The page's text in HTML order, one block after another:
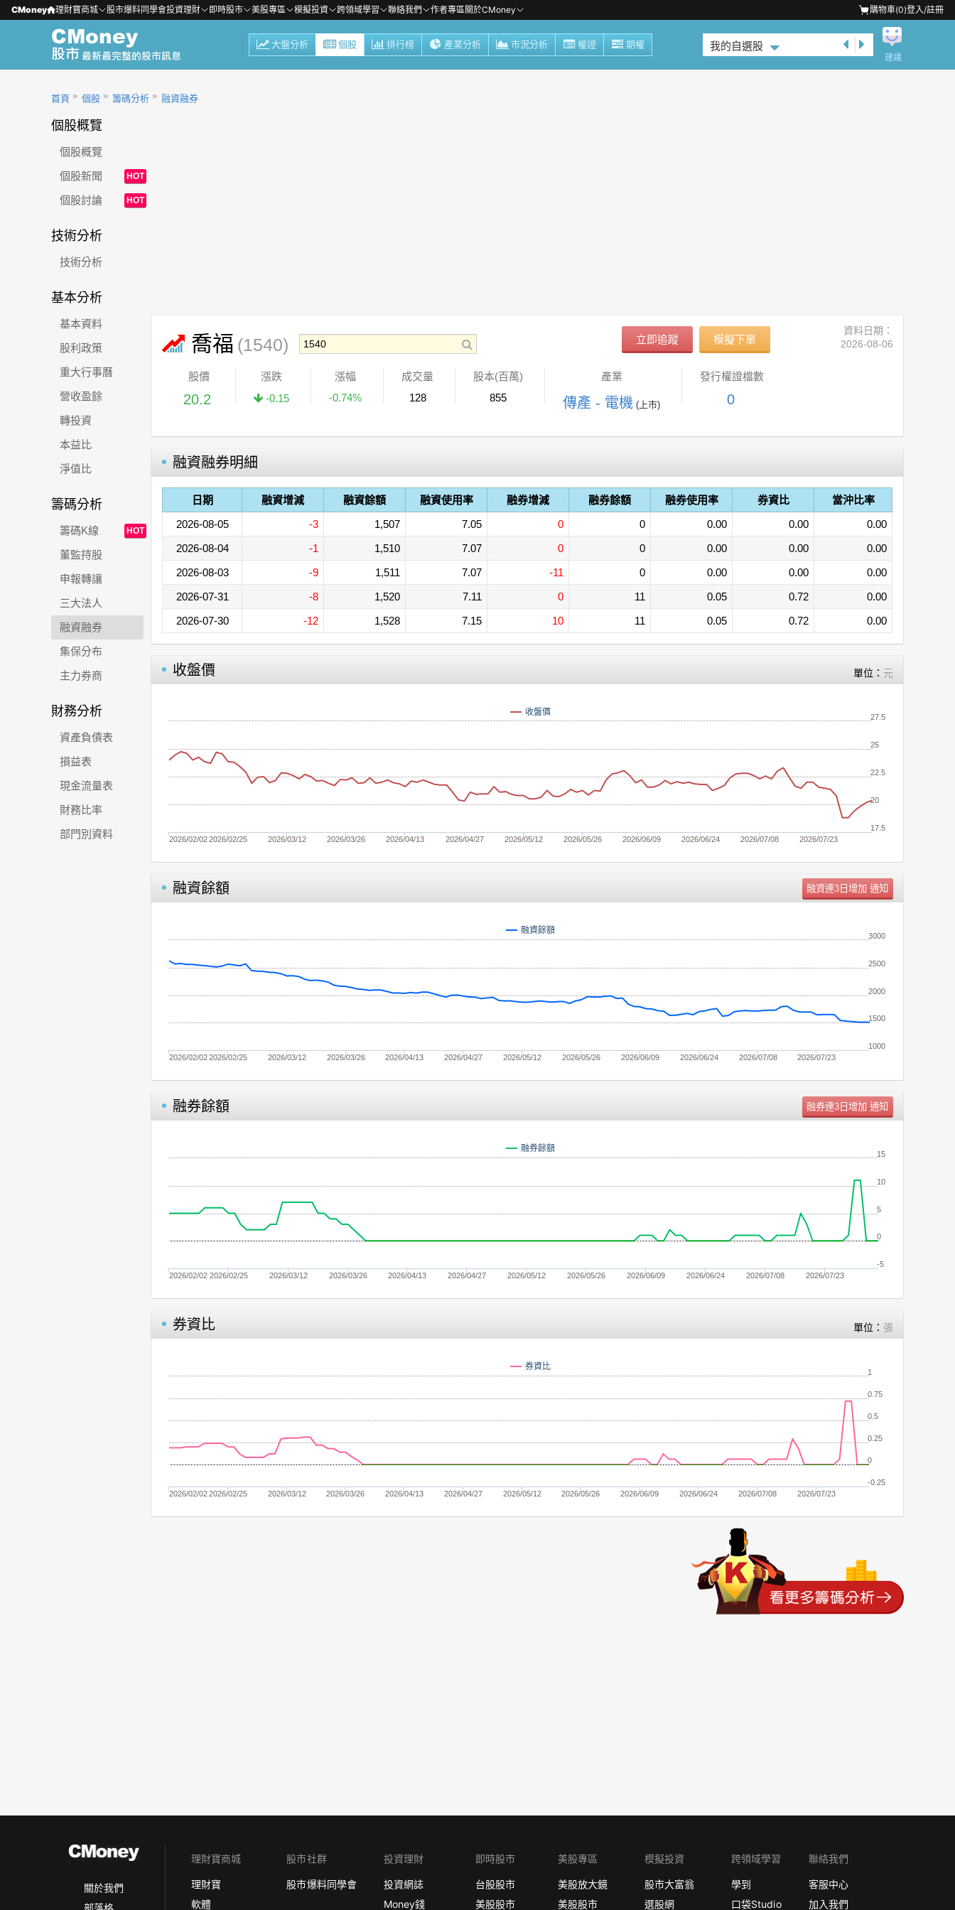
CMoney 理財寶商城 股市爆料同學會投資理財 即時股市 美股專區 模擬投資 跨領域學習 聯絡我們 作者專區關於CMoney 購物車(0)登入/註冊
大盤分析 個股 排行榜 產業分析 市況分析 權證 期權 我的自選股
建議
首頁 個股 籌碼分析 融資融券
個股概覽
個股概覽
個股新聞
HOT
個股討論 HOT
技術分析
技術分析
基本分析
基本資料
股利政策
重大行事曆
營收盈餘
轉投資
本益比
淨值比
籌碼分析
籌碼K線 HOT
董監持股
申報轉讓
三大法人
融資融券
集保分布
主力券商
財務分析
資產負債表
損益表
現金流量表
財務比率
部門別資料
喬福 (1540) 立即追蹤 模擬下單
資料日期：
2026-08-06
股價
20.2
漲跌
-0.15
漲幅
-0.74%
成交量
128
股本(百萬)
855
產業
傳產 - 電機 (上市)
發行權證檔數
0
融資融券明細
日期 融資增減 融資餘額 融資使用率 融券增減 融券餘額 融券使用率 券資比
當沖比率
2026-08-05
-3 1,507 7.05 0 0 0.00 0.00
0.00
2026-08-04
-1 1,510 7.07 0 0 0.00 0.00
0.00
2026-08-03
-9 1,511 7.07 -11 0 0.00 0.00
0.00
2026-07-31
-8 1,520 7.11 0 11 0.05 0.72
0.00
2026-07-30
-12 1,528 7.15 10 11 0.05 0.72 0.00
收盤價 單位： 元
收盤價
2026/02/022026/02/25 2026/03/12 2026/03/26 2026/04/13 2026/04/27 2026/05/12 2026/05/26 2026/06/09 2026/06/24 2026/07/08 2026/07/23
17.5
20
22.5
25
27.5
融資餘額 單位：張
融資餘額
2026/02/022026/02/25 2026/03/12 2026/03/26 2026/04/13 2026/04/27 2026/05/12 2026/05/26 2026/06/09 2026/06/24 2026/07/08 2026/07/23
1000
1500
2000
2500
3000
融券餘額 單位：張
融券餘額
2026/02/02 2026/02/25 2026/03/12 2026/03/26 2026/04/13 2026/04/27 2026/05/12 2026/05/26 2026/06/09 2026/06/24 2026/07/08 2026/07/23
-5
0
5
10
15
券資比 單位： 張
券資比
2026/02/022026/02/25 2026/03/12 2026/03/26 2026/04/13 2026/04/27 2026/05/12 2026/05/26 2026/06/09 2026/06/24 2026/07/08 2026/07/23
-0.25
0
0.25
0.5
0.75
1
關於我們
部落格
理財寶商城
理財寶
軟體
股市社群
股市爆料同學會
投資理財
投資網誌
Money錢
即時股市
台股股市
美股股市
美股專區
美股放大鏡
美股股市
模擬投資
股市大富翁
選股網
跨領域學習
學到
口袋Studio
聯絡我們
客服中心
加入我們